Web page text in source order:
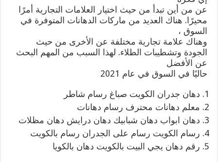
عن من أين تبدأ من حيث اختيار العلامات التجارية أمرًا
محيرًا. هناك العديد من ماركات الدهانات المتوفرة في
السوق ،
وهناك علامة تجارية مختلفة عن الأخرى من حيث
الجودة وتشطيبات الطلاء. لهذا السبب من المهم البحث
عن الأفضل
حاليًا في السوق في عام 2021
دهان جدران الكويت صباغ رسام شاطر
معلم دهانات محترف رسام دهانات
دهان ابواب دهان شبابيك دهان درايش دهان مظلات
رسام الكويت رسام على الجدران رسام بالكويت
رقم دهان يجي البيت بالكويت دهان بالكويا